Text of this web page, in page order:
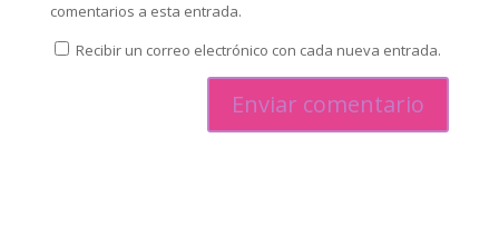
comentarios a esta entrada.
Recibir un correo electrónico con cada nueva entrada.